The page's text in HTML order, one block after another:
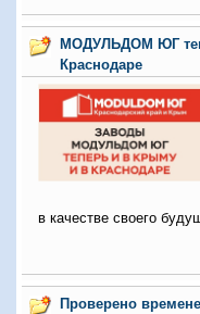
МОДУЛЬДОМ ЮГ
Краснодаре
в качестве своего
Проверено